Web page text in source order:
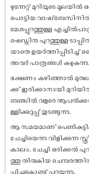
ഴുന്നേറ്റ് മുറിയുടെ
പൊട്ടിയ
മേശപ്പുറത്തുള്ള
ഷെഡ്ഡിനു പുറത്തുള്ള
യാതെ ഉയർത്തിപ്പിടിച്ച്
അവർ പാത്രങ്ങൾ കഴുകുന്നു.
ഭക്ഷണം കഴിഞ്ഞാൽ
ക്ക് ഇരിക്കാനായി
ബഞ്ചിൽ വളരെ
ള്ളിക്കുറുപ്പ് തുടങ്ങുന്നു.
ആ സമയമാണ്
ചേച്ചിയെന്നു
കാലം. ചേച്ചി
ത്തു തിരുകിയ
പ്പിച്ചുകൊണ്ട് പറയുന്നു.